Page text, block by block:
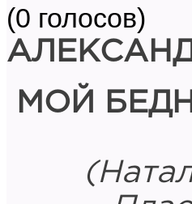
(0 голосов)
МОЙ